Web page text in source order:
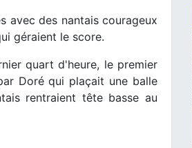
avec des nantais courageux
géraient le score.
quart d'heure, le premier
Doré qui plaçait une balle
rentraient tête basse au